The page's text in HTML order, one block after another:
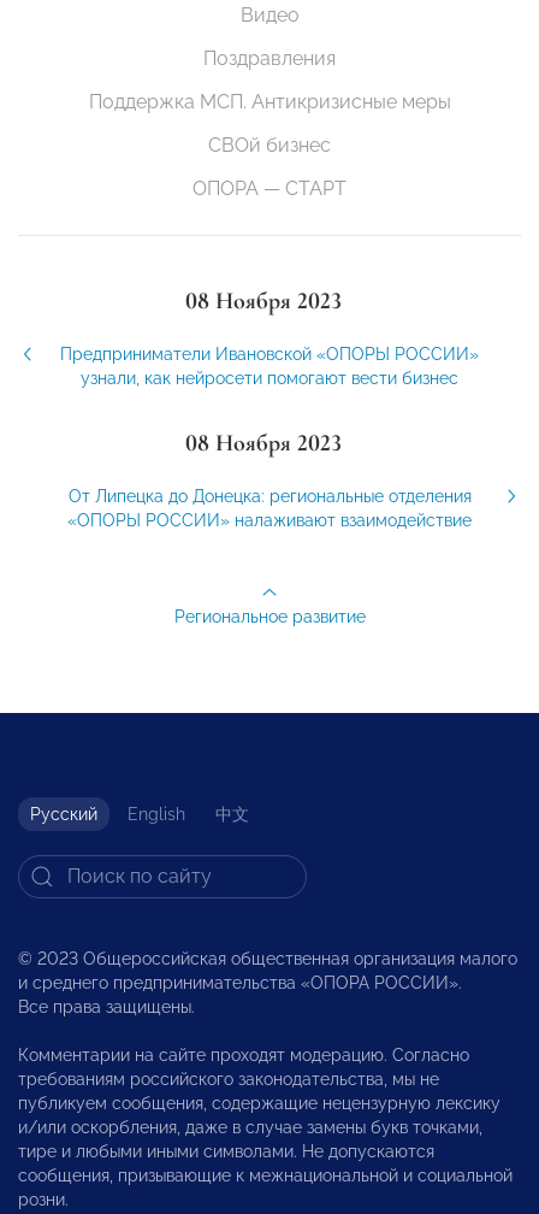
Видео
Поздравления
Поддержка МСП. Антикризисные меры
СВОй бизнес
ОПОРА — СТАРТ
08 Ноября 2023
Предприниматели Ивановской «ОПОРЫ РОССИИ»
узнали, как нейросети помогают вести бизнес
08 Ноября 2023
От Липецка до Донецка: региональные отделения
«ОПОРЫ РОССИИ» налаживают взаимодействие
Региональное развитие
Русский English 中文
© 2023 Общероссийская общественная организация малого
и среднего предпринимательства «ОПОРА РОССИИ».
Все права защищены.
Комментарии на сайте проходят модерацию. Согласно
требованиям российского законодательства, мы не
публикуем сообщения, содержащие нецензурную лексику
и/или оскорбления, даже в случае замены букв точками,
тире и любыми иными символами. Не допускаются
сообщения, призывающие к межнациональной и социальной
розни.